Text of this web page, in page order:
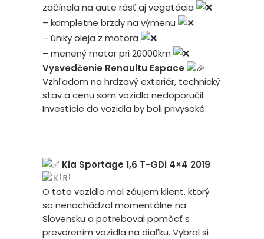
začínala na aute rásť aj vegetácia
– kompletne brzdy na výmenu
– úniky oleja z motora
– menený motor pri 20000km
Vysvedčenie Renaultu Espace
Vzhľadom na hrdzavý exteriér, technický
stav a cenu som vozidlo nedoporučil.
Investície do vozidla by boli privysoké.
Kia Sportage 1,6 T-GDi 4×4 2019
O toto vozidlo mal záujem klient, ktorý
sa nenachádzal momentálne na
Slovensku a potreboval pomôcť s
preverením vozidla na diaľku. Vybral si